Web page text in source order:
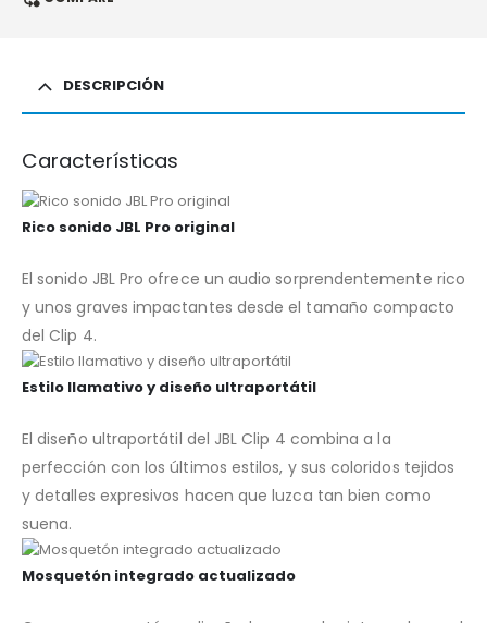
DESCRIPCIÓN
Características
Rico sonido JBL Pro original
El sonido JBL Pro ofrece un audio sorprendentemente rico
y unos graves impactantes desde el tamaño compacto
del Clip 4.
Estilo llamativo y diseño ultraportátil
El diseño ultraportátil del JBL Clip 4 combina a la
perfección con los últimos estilos, y sus coloridos tejidos
y detalles expresivos hacen que luzca tan bien como
suena.
Mosquetón integrado actualizado